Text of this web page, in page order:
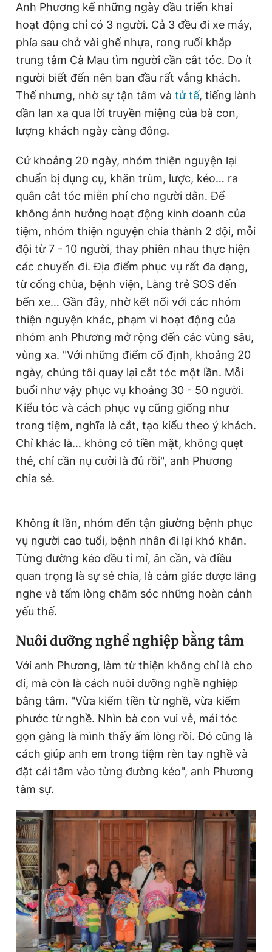
Tổng biên tập: Nguyễn Ngọc Toàn
Phó tổng biên tập thường trực: Hải Thành
Phó tổng biên tập: Lâm Hiếu Dũng
Tổng thư ký tòa soạn: Đức Trung
Giấy phép xuất bản số 110/GP - BTTTT cấp ngày 24.3.2020
© 2003-2026 Bản quyền thuộc về Báo Thanh Niên. Cấm sao
chép dưới mọi hình thức nếu không có sự chấp thuận bằng văn
bản. Phát triển bởi ePi Technologies, JSC.
Anh Phương kể những ngày đầu triển khai
hoạt động chỉ có 3 người. Cả 3 đều đi xe máy,
phía sau chở vài ghế nhựa, rong ruổi khắp
trung tâm Cà Mau tìm người cần cắt tóc. Do ít
người biết đến nên ban đầu rất vắng khách.
Thế nhưng, nhờ sự tận tâm và tử tế, tiếng lành
dần lan xa qua lời truyền miệng của bà con,
lượng khách ngày càng đông.
Cứ khoảng 20 ngày, nhóm thiện nguyện lại
chuẩn bị dụng cụ, khăn trùm, lược, kéo… ra
quân cắt tóc miễn phí cho người dân. Để
không ảnh hưởng hoạt động kinh doanh của
tiệm, nhóm thiện nguyện chia thành 2 đội, mỗi
đội từ 7 - 10 người, thay phiên nhau thực hiện
các chuyến đi. Địa điểm phục vụ rất đa dạng,
từ cổng chùa, bệnh viện, Làng trẻ SOS đến
bến xe… Gần đây, nhờ kết nối với các nhóm
thiện nguyện khác, phạm vi hoạt động của
nhóm anh Phương mở rộng đến các vùng sâu,
vùng xa. "Với những điểm cố định, khoảng 20
ngày, chúng tôi quay lại cắt tóc một lần. Mỗi
buổi như vậy phục vụ khoảng 30 - 50 người.
Kiểu tóc và cách phục vụ cũng giống như
trong tiệm, nghĩa là cắt, tạo kiểu theo ý khách.
Chỉ khác là… không có tiền mặt, không quẹt
thẻ, chỉ cần nụ cười là đủ rồi", anh Phương
chia sẻ.
Không ít lần, nhóm đến tận giường bệnh phục
vụ người cao tuổi, bệnh nhân đi lại khó khăn.
Từng đường kéo đều tỉ mỉ, ân cần, và điều
quan trọng là sự sẻ chia, là cảm giác được lắng
nghe và tấm lòng chăm sóc những hoàn cảnh
yếu thế.
Nuôi dưỡng nghề nghiệp bằng tâm
Với anh Phương, làm từ thiện không chỉ là cho
đi, mà còn là cách nuôi dưỡng nghề nghiệp
bằng tâm. "Vừa kiếm tiền từ nghề, vừa kiếm
phước từ nghề. Nhìn bà con vui vẻ, mái tóc
gọn gàng là mình thấy ấm lòng rồi. Đó cũng là
cách giúp anh em trong tiệm rèn tay nghề và
đặt cái tâm vào từng đường kéo", anh Phương
tâm sự.